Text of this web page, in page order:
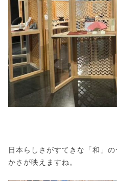
日本らしさがすてきな「和」
かさが映えますね。